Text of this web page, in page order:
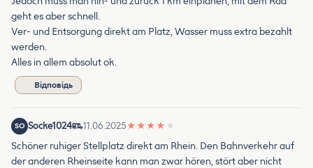
geht es aber schnell.
Ver- und Entsorgung direkt am Platz, Wasser muss extra bezahlt
werden.
Alles in allem absolut ok.
Відповідь
SO Socke1024 11.06.2025★ ★ ★ ★ ★
Schöner ruhiger Stellplatz direkt am Rhein. Den Bahnverkehr auf
der anderen Rheinseite kann man zwar hören, stört aber nicht